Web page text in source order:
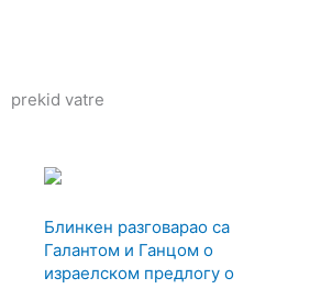
prekid vatre
Блинкен разговарао са
Галантом и Ганцом о
израелском предлогу о